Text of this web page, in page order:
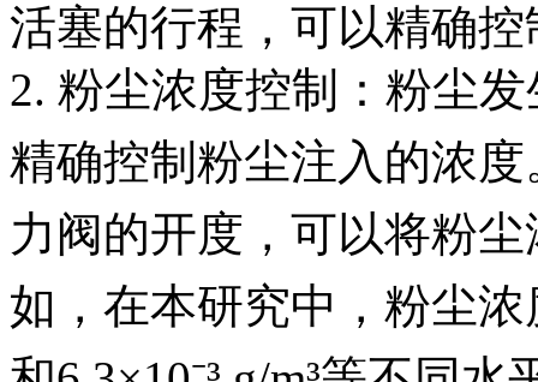
活塞的行程，可以精确
2. 粉尘浓度控制：粉尘
精确控制粉尘注入的浓
力阀的开度，可以将粉
如，在本研究中，粉尘